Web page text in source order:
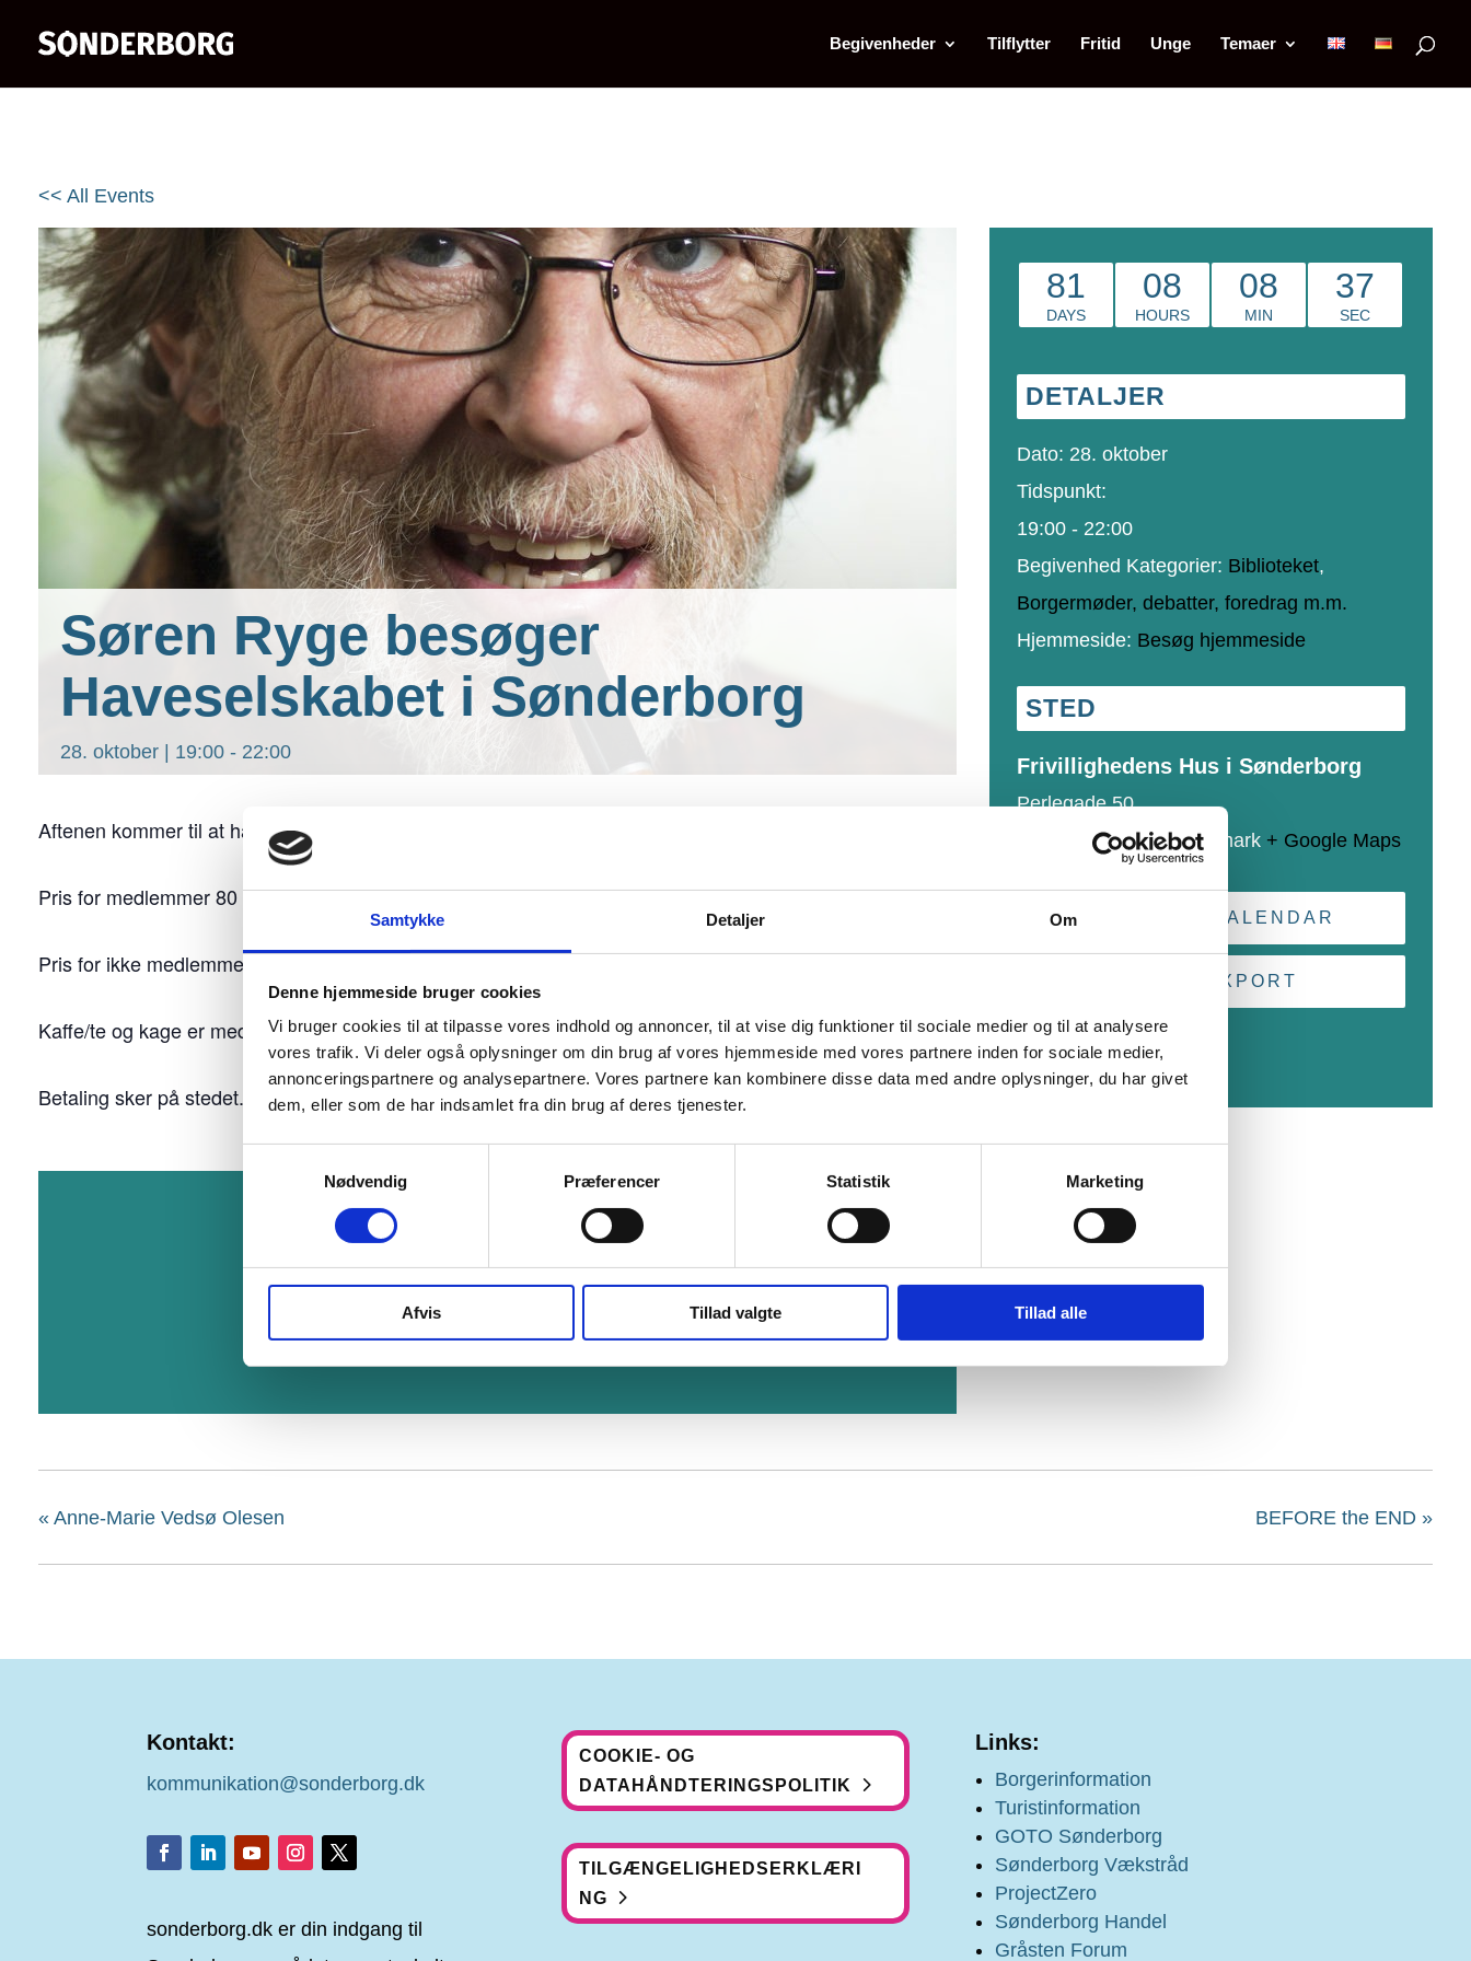
Samtykke Detaljer Om
Denne hjemmeside bruger cookies
Vi bruger cookies til at tilpasse vores indhold og annoncer, til at vise dig funktioner til sociale medier og til at analysere
vores trafik. Vi deler også oplysninger om din brug af vores hjemmeside med vores partnere inden for sociale medier,
annonceringspartnere og analysepartnere. Vores partnere kan kombinere disse data med andre oplysninger, du har givet
dem, eller som de har indsamlet fra din brug af deres tjenester.
Nødvendig
Præferencer Statistik Marketing
Afvis Tillad valgte Tillad alle
Begivenheder Tilflytter Fritid Unge Temaer
<< All Events
Søren Ryge besøger
Haveselskabet i Sønderborg
28. oktober | 19:00 - 22:00
Aftenen kommer til at handle om mennesker og det bedste af det bedste fra haven.
Pris for medlemmer 80 kr.
Pris for ikke medlemmer 130 kr.
Kaffe/te og kage er med i prisen
Betaling sker på stedet.
81
DAYS
08
HOURS
08
MIN
37
SEC
DETALJER
Dato: 28. oktober
Tidspunkt:
19:00 - 22:00
Begivenhed Kategorier: Biblioteket,
Borgermøder, debatter, foredrag m.m.
Hjemmeside: Besøg hjemmeside
STED
Frivillighedens Hus i Sønderborg
Perlegade 50
Sønderborg, 6400 Danmark + Google Maps
+ GOOGLE CALENDAR
+ ICAL EXPORT
« Anne-Marie Vedsø Olesen BEFORE the END »
Kontakt:
kommunikation@sonderborg.dk
sonderborg.dk er din indgang til
COOKIE- OG
DATAHÅNDTERINGSPOLITIK
TILGÆNGELIGHEDSERKLÆRI
NG
Links:
Borgerinformation
Turistinformation
GOTO Sønderborg
Sønderborg Vækstråd
ProjectZero
Sønderborg Handel
Gråsten Forum